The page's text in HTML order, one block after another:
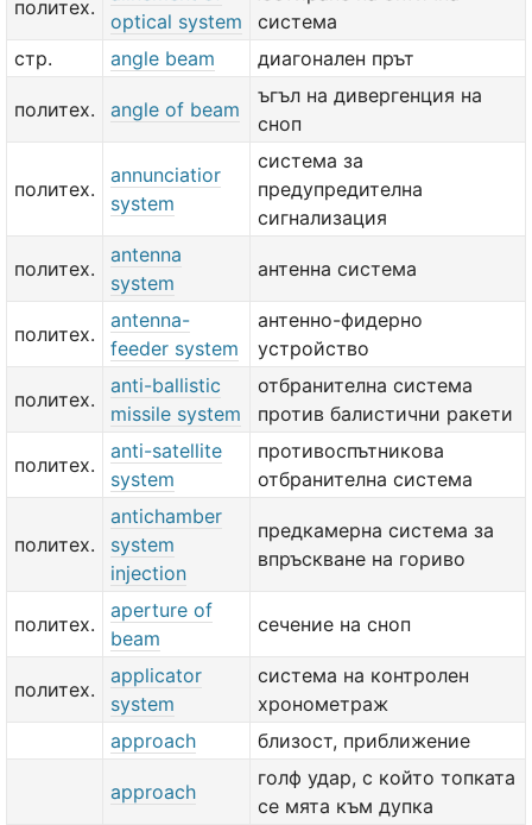
политех.
optical system
система
стр.
angle beam диагонален прът
политех. angle of beam
ъгъл на дивергенция на
сноп
политех.
annunciatior
system
система за
предупредителна
сигнализация
политех.
antenna
system
антенна система
политех.
antenna-
feeder system
антенно-фидерно
устройство
политех.
anti-ballistic
missile system
отбранителна система
против балистични ракети
политех.
anti-satellite
system
противоспътникова
отбранителна система
политех.
antichamber
system
injection
предкамерна система за
впръскване на гориво
политех.
aperture of
beam
сечение на сноп
политех.
applicator
system
система на контролен
хронометраж
approach
близост, приближение
approach
голф удар, с който топката
се мята към дупка